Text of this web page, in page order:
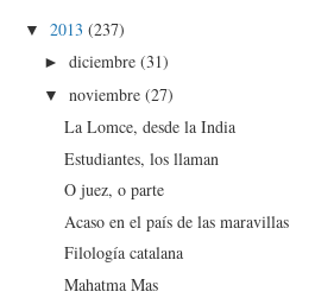
▼ 2013 (237)
►diciembre(31)
▼noviembre(27)
La Lomce, desde la India
Estudiantes, los llaman
O juez, o parte
Acaso en el país de las maravillas
Filología catalana
Mahatma Mas